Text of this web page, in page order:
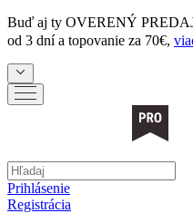
Buď aj ty OVERENÝ
od 3 dní a topovanie za 70€,
Prihlásenie
Registrácia